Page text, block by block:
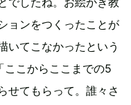
ョンをつくったことが
いてこなかったという
ここからここまでの5
せてもらって。誰々さ